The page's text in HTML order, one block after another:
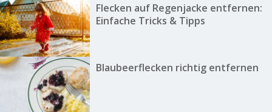
Flecken auf Regenjacke entfernen:
Einfache Tricks & Tipps
Blaubeerflecken richtig entfernen